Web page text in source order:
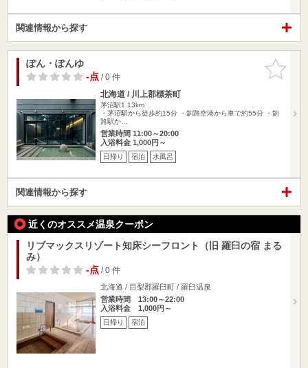
関連情報から探す
お気に入
りに追加
ぽん・ぽんゆ
-点/ 0 件
北海道 / 川上郡標茶町
茅沼駅1.13km
・茅沼駅から徒歩約15分 ・釧路空港から車で約55分 ・釧
路駅か…
営業時間 11:00～20:00
入浴料金 1,000円～
日帰り 宿泊 水風呂
関連情報から探す
近くのオススメ温泉クーポン
リブマックスリゾート知床シーフロント（旧 羅臼の宿 まる
み）
-点/ 0 件
北海道 / 目梨郡羅臼町 / 羅臼温泉
営業時間 13:00～22:00
入浴料金 1,000円～
日帰り 宿泊